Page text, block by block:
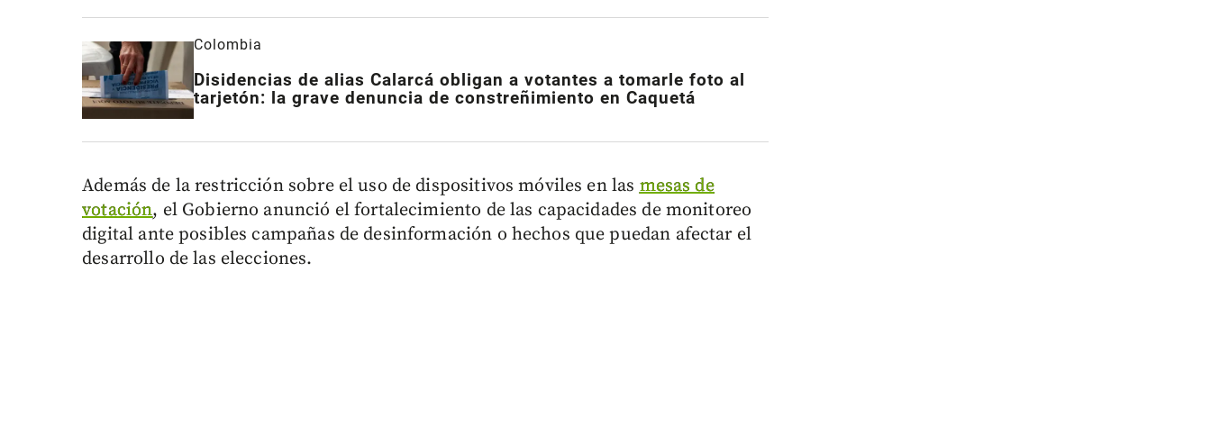
Colombia
Disidencias de alias Calarcá obligan a votantes a tomarle foto al
tarjetón: la grave denuncia de constreñimiento en Caquetá
Además de la restricción sobre el uso de dispositivos móviles en lasmesas de
votación, el Gobierno anunció el fortalecimiento de las capacidades de monitoreo
digital ante posibles campañas de desinformación o hechos que puedan afectar el
desarrollo de las elecciones.